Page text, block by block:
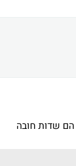
הם שדות חובה